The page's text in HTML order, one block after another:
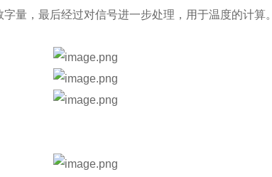
量，最后经过对信号进一步处理，用于温度的计算。